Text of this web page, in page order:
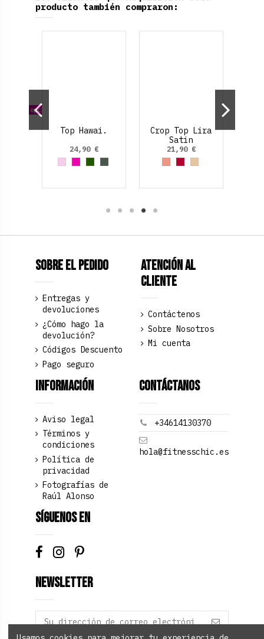
producto también compraron:
otras opciones
Top Hawai.
24,90 €
Rosa palo
FucsiaVerde oscuro
Verde Oliva
Crop Top Lira
Satin
21,90 €
Rosa Salmón
Rojo Rubí
Dorado
Sobre el pedido
Entregas y
devoluciones
¿Cómo hago la
devolución?
Códigos Descuento
Pago seguro
Atención al
Cliente
Contáctenos
Sobre Nosotros
Mi cuenta
Información
Aviso legal
Términos y
condiciones
Política de
privacidad
Fotografías de
Raúl Alonso
Contáctanos
+34614130370
hola@fitnesschic.es
Síguenos en
Newsletter